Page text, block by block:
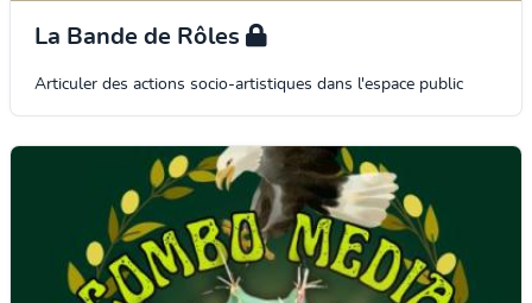
La Bande de Rôles
Articuler des actions socio-artistiques dans l'espace public